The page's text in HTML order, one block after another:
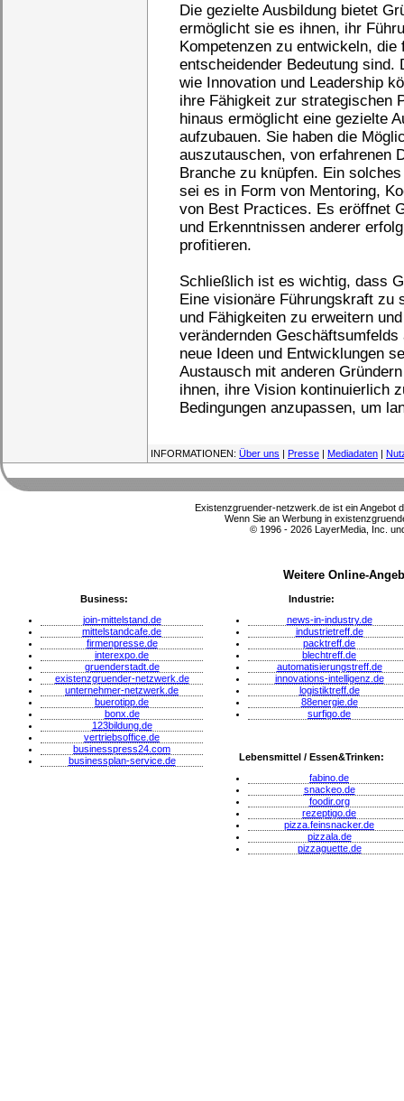
Die gezielte Ausbildung bietet
ermöglicht sie es ihnen, ihr
Kompetenzen zu entwickeln,
entscheidender Bedeutung
wie Innovation und Leadership
ihre Fähigkeit zur strategischen
hinaus ermöglicht eine gezielte
aufzubauen. Sie haben die
auszutauschen, von erfahrenen
Branche zu knüpfen. Ein
sei es in Form von Mentoring,
von Best Practices. Es eröffnet
und Erkenntnissen anderer
profitieren.
Schließlich ist es wichtig, dass
Eine visionäre Führungskraft zu
und Fähigkeiten zu erweitern
verändernden
neue Ideen und Entwicklungen
Austausch mit anderen
ihnen, ihre Vision kontinuierlich
Bedingungen anzupassen, um
INFORMATIONEN: Über uns | Presse | Mediadaten |
Existenzgruender-netzwerk.de ist ein Angebot
Wenn Sie an Werbung in
© 1996 - 2026 LayerMedia, Inc.
Weitere Online-
Business:
join-mittelstand.de
mittelstandcafe.de
firmenpresse.de
interexpo.de
gruenderstadt.de
existenzgruender-netzwerk.de
unternehmer-netzwerk.de
buerotipp.de
bonx.de
123bildung.de
vertriebsoffice.de
businesspress24.com
businessplan-service.de
Industrie:
news-in-industry.de
industrietreff.de
packtreff.de
blechtreff.de
automatisierungstreff.de
innovations-intelligenz.de
logistiktreff.de
88energie.de
surfigo.de
Lebensmittel / Essen&Trinken:
fabino.de
snackeo.de
foodir.org
rezeptigo.de
pizza.feinsnacker.de
pizzala.de
pizzaguette.de